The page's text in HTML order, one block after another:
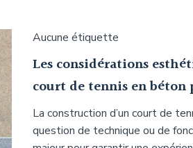
Aucune étiquette
Les considérations
court de tennis en béton
La construction d’un court de
question de technique ou de